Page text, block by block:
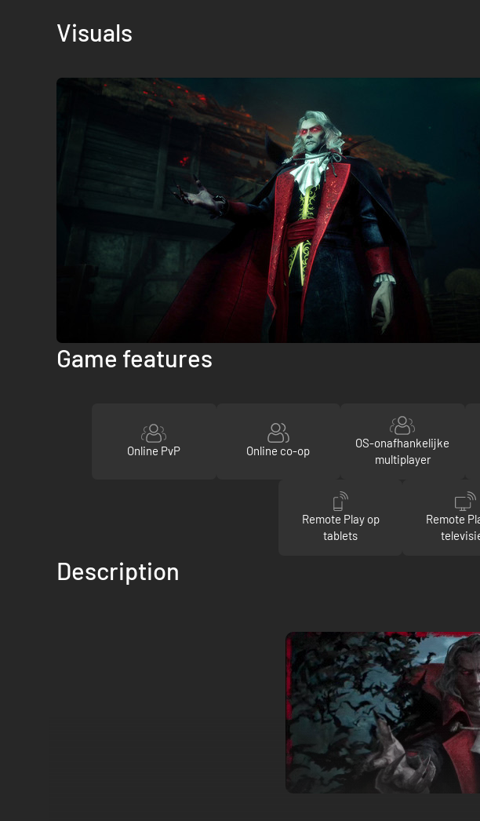
Visuals
Game features
Online PvP Online co-op
OS-onafhankelijke
multiplayer
Remote Play op
tablets
Remote
Description